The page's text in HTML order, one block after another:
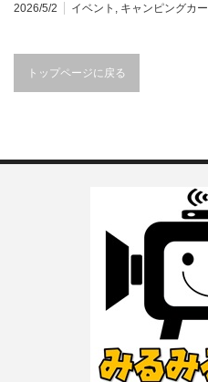
2026/5/2
イベント キャンピングカー
トップページに戻る